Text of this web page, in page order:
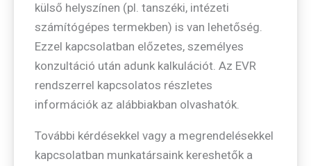
külső helyszínen (pl. tanszéki, intézeti
számítógépes termekben) is van lehetőség.
Ezzel kapcsolatban előzetes, személyes
konzultáció után adunk kalkulációt. Az EVR
rendszerrel kapcsolatos részletes
információk az alábbiakban olvashatók.
További kérdésekkel vagy a megrendelésekkel
kapcsolatban munkatársaink kereshetők a